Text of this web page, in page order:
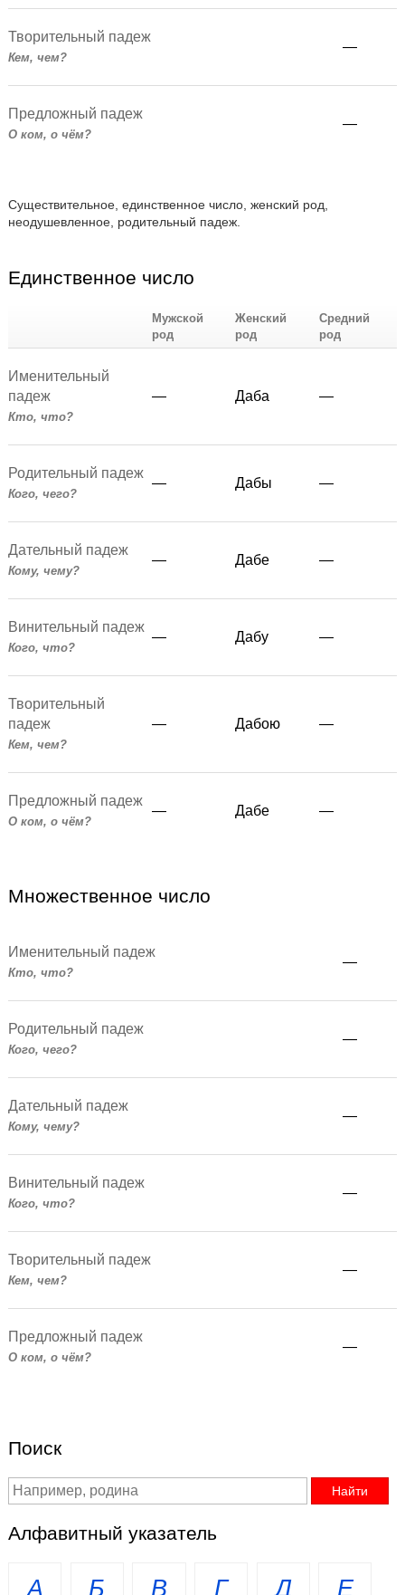
Творительный падеж
Кем, чем?
—
Предложный падеж
О ком, о чём?
—
Существительное, единственное число, женский род,
неодушевленное, родительный падеж.
Единственное число
Мужской
род
Женский
род
Средний
род
Именительный
падеж
Кто, что?
— Даба —
Родительный падеж
Кого, чего?
— Дабы —
Дательный падеж
Кому, чему?
— Дабе —
Винительный падеж
Кого, что?
— Дабу —
Творительный
падеж
Кем, чем?
— Дабою —
Предложный падеж
О ком, о чём?
— Дабе —
Множественное число
Именительный падеж
Кто, что?
—
Родительный падеж
Кого, чего?
—
Дательный падеж
Кому, чему?
—
Винительный падеж
Кого, что?
—
Творительный падеж
Кем, чем?
—
Предложный падеж
О ком, о чём?
—
Поиск
Алфавитный указатель
А Б В Г Д Е